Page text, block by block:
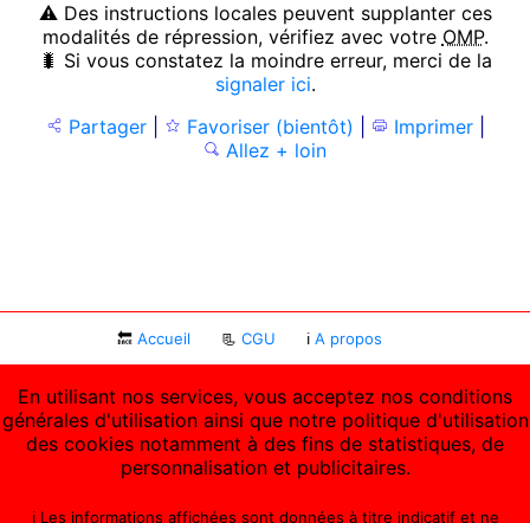
⚠ Des instructions locales peuvent supplanter ces
modalités de répression, vérifiez avec votre OMP.
🐛 Si vous constatez la moindre erreur, merci de la
signaler ici.
Partager| Favoriser (bientôt) Imprimer|
Allez + loin
🔙 Accueil 📃 CGU ℹ A propos
En utilisant nos services, vous acceptez nos conditions
générales d'utilisation ainsi que notre politique d'utilisation
des cookies notamment à des fins de statistiques, de
personnalisation et publicitaires.
ℹ️ Les informations affichées sont données à titre indicatif et ne